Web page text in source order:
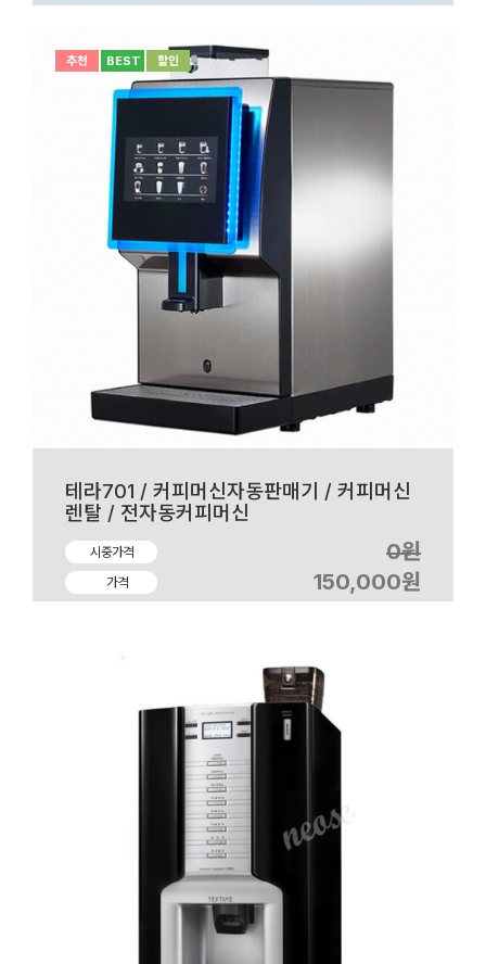
테라701 / 커피머신자동판매기 / 커피머신
렌탈 / 전자동커피머신
시중가격 0원
가격 150,000원
추천 BEST 할인